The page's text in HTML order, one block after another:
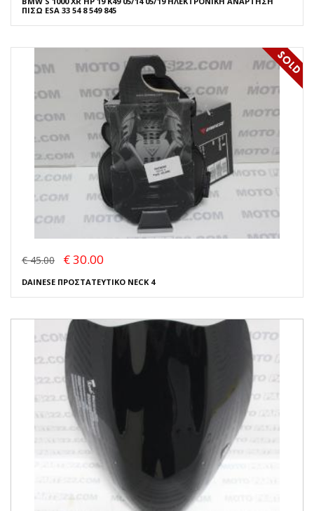
ΠΙΣΩ ESA 33 54 8 549 845
€ 45.00 € 30.00
DAINESE ΠΡΟΣΤΑΤΕΥΤΙΚΟ NECK 4